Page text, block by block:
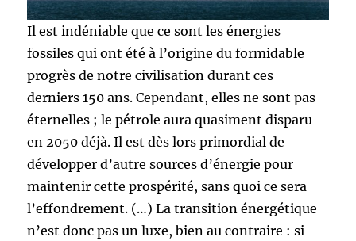
Il est indéniable que ce sont les énergies
fossiles qui ont été à l’origine du formidable
progrès de notre civilisation durant ces
derniers 150 ans. Cependant, elles ne sont pas
éternelles ; le pétrole aura quasiment disparu
en 2050 déjà. Il est dès lors primordial de
développer d’autre sources d’énergie pour
maintenir cette prospérité, sans quoi ce sera
l’effondrement. (…) La transition énergétique
n’est donc pas un luxe, bien au contraire : si